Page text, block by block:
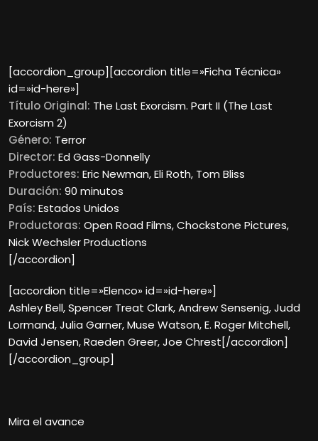
[accordion_group][accordion title=»Ficha Técnica»
id=»id-here»]
Título Original: The Last Exorcism. Part II (The Last
Exorcism 2)
Género: Terror
Director: Ed Gass-Donnelly
Productores: Eric Newman, Eli Roth, Tom Bliss
Duración: 90 minutos
País: Estados Unidos
Productoras: Open Road Films, Chockstone Pictures,
Nick Wechsler Productions
[/accordion]
[accordion title=»Elenco» id=»id-here»]
Ashley Bell, Spencer Treat Clark, Andrew Sensenig, Judd
Lormand, Julia Garner, Muse Watson, E. Roger Mitchell,
David Jensen, Raeden Greer, Joe Chrest[/accordion]
[/accordion_group]
Mira el avance